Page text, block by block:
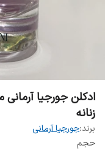
زنانه
برند:جورجیا آرمانی
حجم